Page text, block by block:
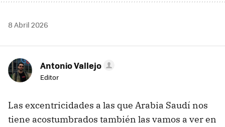
8 Abril 2026
Antonio Vallejo
Editor
Las excentricidades a las que Arabia Saudí nos
tiene acostumbrados también las vamos a ver en